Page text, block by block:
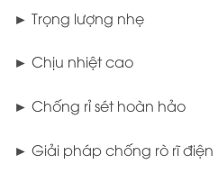
► Trọng lượng nhẹ
► Chịu nhiệt cao
► Chống rỉ sét hoàn hảo
► Giải pháp chống rò rĩ điện